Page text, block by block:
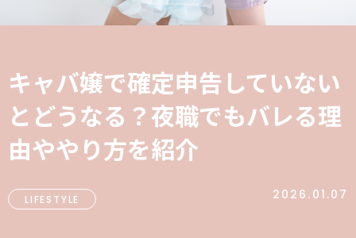
キャバ嬢で確定申告していない
とどうなる？夜職でもバレる理
由ややり方を紹介
LIFESTYLE 2026.01.07